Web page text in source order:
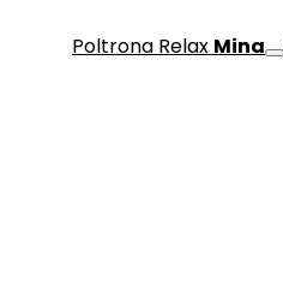
Poltrona Relax Mina